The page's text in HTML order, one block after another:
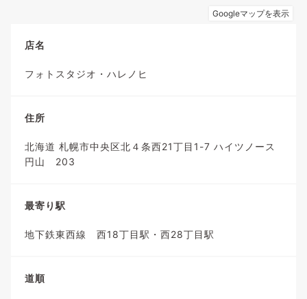
店名
フォトスタジオ・ハレノヒ
住所
北海道 札幌市中央区北４条西21丁目1-7 ハイツノース
円山 203
最寄り駅
地下鉄東西線 西18丁目駅・西28丁目駅
道順